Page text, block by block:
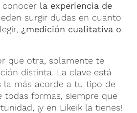
conocer la experiencia de
surgir dudas en cuanto
¿medición cualitativa o
que otra, solamente te
distinta. La clave está
la más acorde a tu tipo de
todas formas, siempre que
¡y en Likeik la tienes!